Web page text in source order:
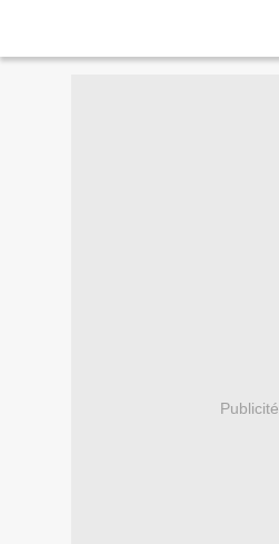
Publicité